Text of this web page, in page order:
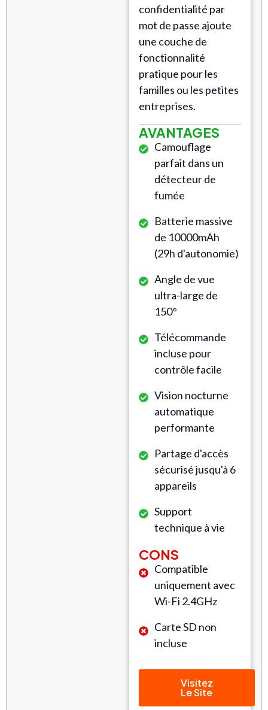
confidentialité par
mot de passe ajoute
une couche de
fonctionnalité
pratique pour les
familles ou les petites
entreprises.
AVANTAGES
Camouflage
parfait dans un
détecteur de
fumée
Batterie massive
de 10000mAh
(29h d'autonomie)
Angle de vue
ultra-large de
150°
Télécommande
incluse pour
contrôle facile
Vision nocturne
automatique
performante
Partage d'accès
sécurisé jusqu'à 6
appareils
Support
technique à vie
CONS
Compatible
uniquement avec
Wi-Fi 2.4GHz
Carte SD non
incluse
Visitez
Le Site